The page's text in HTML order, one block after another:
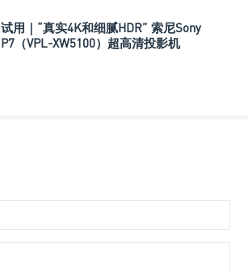
试用｜“真实4K和细腻HDR” 索尼Sony
P7（VPL-XW5100）超高清投影机